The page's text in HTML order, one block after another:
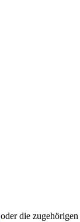
oder die zugehörigen